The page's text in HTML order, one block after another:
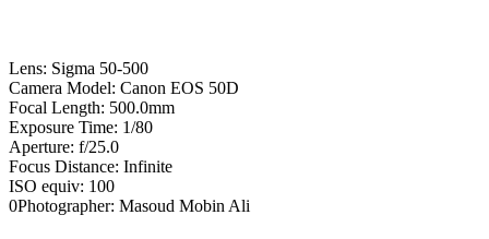
Lens: Sigma 50-500
Camera Model: Canon EOS 50D
Focal Length: 500.0mm
Exposure Time: 1/80
Aperture: f/25.0
Focus Distance: Infinite
ISO equiv: 100
0Photographer: Masoud Mobin Ali